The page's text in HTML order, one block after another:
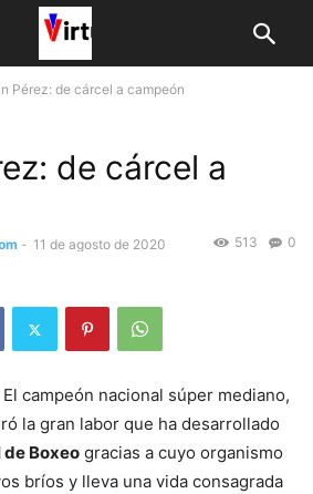
Pérez: de cárcel a campeón
de cárcel a
- 11 de agosto de 2020 0
513
El campeón nacional sú­per mediano,
la gran labor que ha desarrollado
Boxeo gracias a cuyo organismo
bríos y lleva una vida con­sagrada